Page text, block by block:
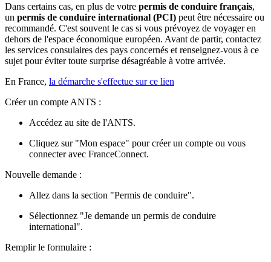
Dans certains cas, en plus de votre permis de conduire français,
un permis de conduire international (PCI) peut être nécessaire ou
recommandé. C'est souvent le cas si vous prévoyez de voyager en
dehors de l'espace économique européen. Avant de partir, contactez
les services consulaires des pays concernés et renseignez-vous à ce
sujet pour éviter toute surprise désagréable à votre arrivée.
En France, la démarche s'effectue sur ce lien
Créer un compte ANTS :
Accédez au site de l'ANTS.
Cliquez sur "Mon espace" pour créer un compte ou vous
connecter avec FranceConnect.
Nouvelle demande :
Allez dans la section "Permis de conduire".
Sélectionnez "Je demande un permis de conduire
international".
Remplir le formulaire :